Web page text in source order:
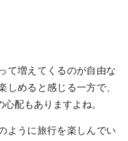
て増えてくるのが自由な
しめると感じる一方で、
配もありますよね。
ように旅行を楽しんでい